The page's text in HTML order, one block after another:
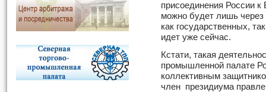
присоединения России к
можно будет лишь через
как государственных,
идет уже сейчас.
Кстати, такая
промышленной палате
коллективным
член президиума